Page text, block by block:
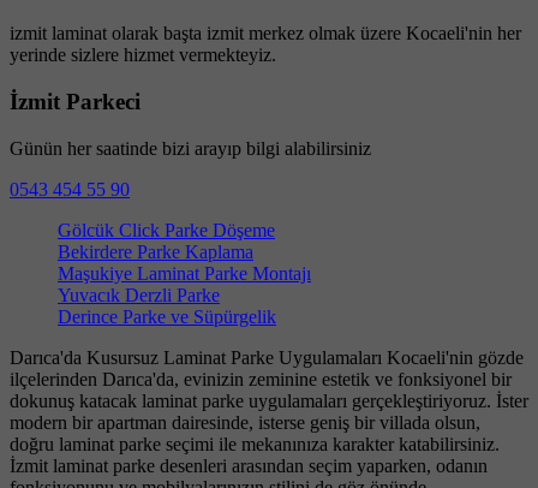
izmit laminat olarak başta izmit merkez olmak üzere Kocaeli'nin her
yerinde sizlere hizmet vermekteyiz.
İzmit Parkeci
Günün her saatinde bizi arayıp bilgi alabilirsiniz
0543 454 55 90
Gölcük Click Parke Döşeme
Bekirdere Parke Kaplama
Maşukiye Laminat Parke Montajı
Yuvacık Derzli Parke
Derince Parke ve Süpürgelik
Darıca'da Kusursuz Laminat Parke Uygulamaları Kocaeli'nin gözde
ilçelerinden Darıca'da, evinizin zeminine estetik ve fonksiyonel bir
dokunuş katacak laminat parke uygulamaları gerçekleştiriyoruz. İster
modern bir apartman dairesinde, isterse geniş bir villada olsun,
doğru laminat parke seçimi ile mekanınıza karakter katabilirsiniz.
İzmit laminat parke desenleri arasından seçim yaparken, odanın